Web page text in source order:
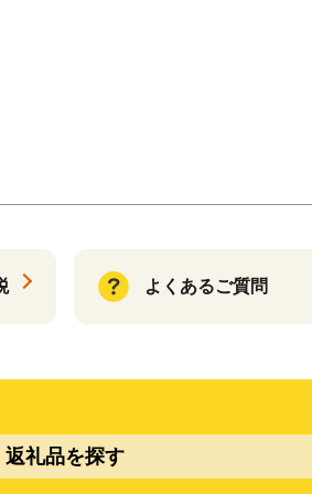
よくあるご質問
返礼品を探す